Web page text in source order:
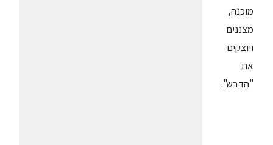
מוכנה,
מצננים
ויוצקים
את
"הדבש".